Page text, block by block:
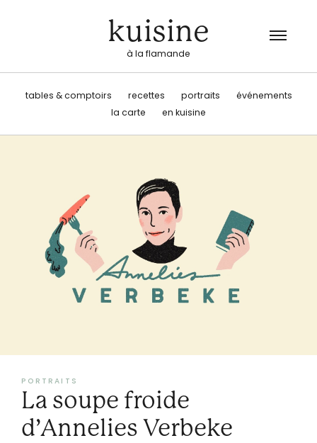
kuisine
à la flamande
tables & comptoirs recettes portraits
événements
la carte
en kuisine
PORTRAITS
La soupe froide
d’Annelies Verbeke